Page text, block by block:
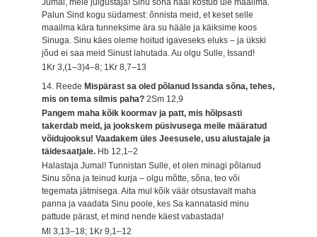
Palun Sind kogu südamest: õnnista meid, et keset selle
maailma kära tunneksime ära su hääle ja käiksime koos
Sinuga. Sinu käes oleme hoitud igaveseks eluks – ja ükski
jõud ei saa meid Sinust lahutada. Au olgu Sulle, Issand!
1Kr 3,(1–3)4–8; 1Kr 8,7–13
14. ReedeMispärast sa oled põlanud Issanda sõna, tehes,
mis on tema silmis paha?2Sm 12,9
Pangem maha kõik koormav ja patt, mis hõlpsasti
takerdab meid, ja jookskem püsivusega meile määratud
võidujooksu! Vaadakem üles Jeesusele, usu alustajale ja
täidesaatjale. Hb 12,1–2
Halastaja Jumal! Tunnistan Sulle, et olen minagi põlanud
Sinu sõna ja teinud kurja – olgu mõtte, sõna, teo või
tegemata jätmisega. Aita mul kõik väär otsustavalt maha
panna ja vaadata Sinu poole, kes Sa kannatasid minu
pattude pärast, et mind nende käest vabastada!
Ml 3,13–18; 1Kr 9,1–12